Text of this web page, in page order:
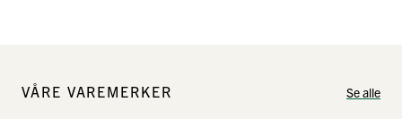
VÅRE VAREMERKER Se alle